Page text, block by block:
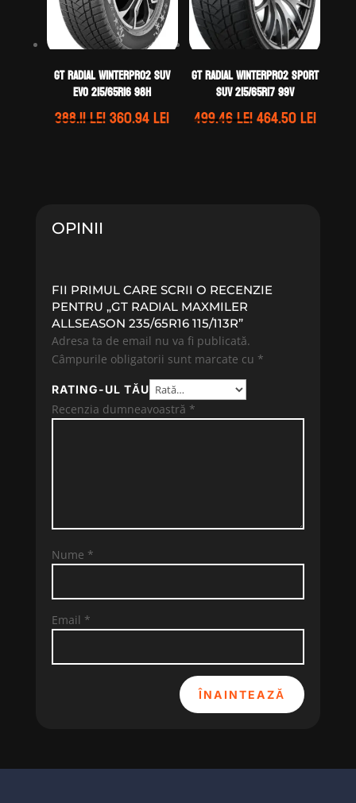
GT Radial WINTERPRO2 SUV
EVO 215/65R16 98H
388.11leiPrețul
360.94leiPrețul
GT Radial WINTERPRO2 SPORT
SUV 215/65R17 99V
499.46leiPrețul
464.50leiPrețul
OPINII
FII PRIMUL CARE SCRII O RECENZIE
PENTRU „GT RADIAL MAXMILER
ALLSEASON 235/65R16 115/113R”
Adresa ta de email nu va fi publicată.
Câmpurile obligatorii sunt marcate cu *
RATING-UL TĂU
Recenzia dumneavoastră *
Nume *
Email *
ÎNAINTEAZĂ